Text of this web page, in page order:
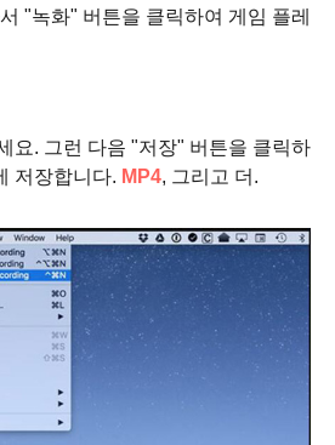
"녹화" 버튼을 클릭하여 게임 플레
요. 그런 다음 "저장" 버튼을 클릭하
저장합니다. MP4, 그리고 더.